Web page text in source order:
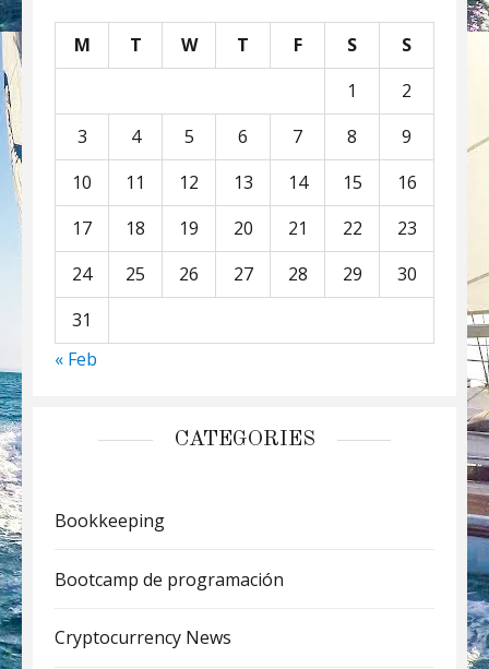
M T W T F S
S
1
2
3
4 5 6 7 8
9
10
11 12 13 14 15
16
17
18 19 20 21 22
23
24
25 26 27 28 29
30
31
« Feb
CATEGORIES
Bookkeeping
Bootcamp de programación
Cryptocurrency News